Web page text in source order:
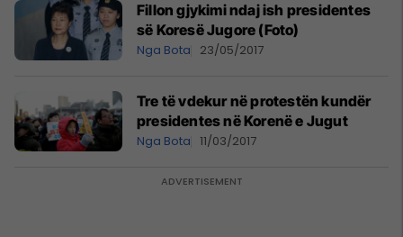
Fillon gjykimi ndaj ish presidentes
së Koresë Jugore (Foto)
Nga Bota 23/05/2017
Tre të vdekur në protestën kundër
presidentes në Korenë e Jugut
Nga Bota 11/03/2017